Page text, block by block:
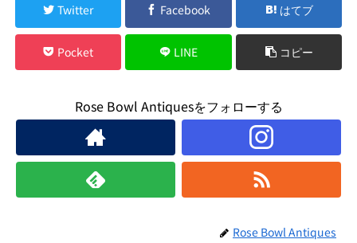
Twitter Facebook はてブ
Pocket LINE コピー
Rose Bowl Antiquesをフォローする
Rose Bowl Antiques